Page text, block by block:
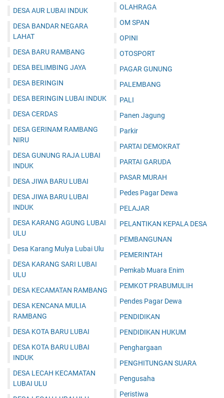
DESA AUR LUBAI INDUK
DESA BANDAR NEGARA
LAHAT
DESA BARU RAMBANG
DESA BELIMBING JAYA
DESA BERINGIN
DESA BERINGIN LUBAI INDUK
DESA CERDAS
DESA GERINAM RAMBANG
NIRU
DESA GUNUNG RAJA LUBAI
INDUK
DESA JIWA BARU LUBAI
DESA JIWA BARU LUBAI
INDUK
DESA KARANG AGUNG LUBAI
ULU
Desa Karang Mulya Lubai Ulu
DESA KARANG SARI LUBAI
ULU
DESA KECAMATAN RAMBANG
DESA KENCANA MULIA
RAMBANG
DESA KOTA BARU LUBAI
DESA KOTA BARU LUBAI
INDUK
DESA LECAH KECAMATAN
LUBAI ULU
OLAHRAGA
OM SPAN
OPINI
OTOSPORT
PAGAR GUNUNG
PALEMBANG
PALI
Panen Jagung
Parkir
PARTAI DEMOKRAT
PARTAI GARUDA
PASAR MURAH
Pedes Pagar Dewa
PELAJAR
PELANTIKAN KEPALA DESA
PEMBANGUNAN
PEMERINTAH
Pemkab Muara Enim
PEMKOT PRABUMULIH
Pendes Pagar Dewa
PENDIDIKAN
PENDIDIKAN HUKUM
Penghargaan
PENGHITUNGAN SUARA
Pengusaha
Peristiwa